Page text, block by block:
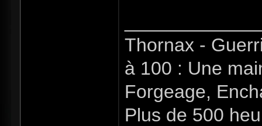
Thornax -
à 100 : Une
Forgeage,
Plus de 500